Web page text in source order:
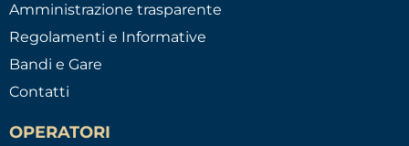
Amministrazione trasparente
Regolamenti e Informative
Bandi e Gare
Contatti
OPERATORI